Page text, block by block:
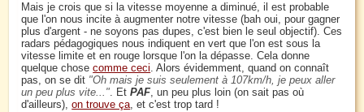
Mais je crois que si la vitesse moyenne a diminué, il est probable
que l'on nous incite à augmenter notre vitesse (bah oui, pour gagner
plus d'argent - ne soyons pas dupes, c'est bien le seul objectif). Ces
radars pédagogiques nous indiquent en vert que l'on est sous la
vitesse limite et en rouge lorsque l'on la dépasse. Cela donne
quelque chosecomme ceci. Alors évidemment, quand on connaît
pas, on se dit
Oh mais je suis seulement à 107km/h, je peux aller
un peu plus vite... . EtPAF, un peu plus loin (on sait pas où
d'ailleurs),on trouve ça, et c'est trop tard !